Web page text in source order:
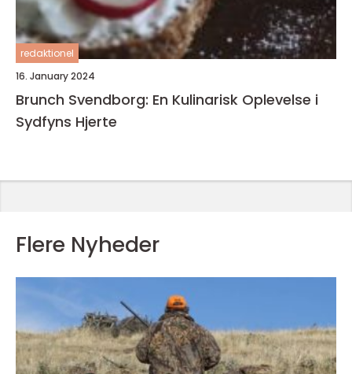
redaktionel
16. January 2024
Brunch Svendborg: En Kulinarisk Oplevelse i
Sydfyns Hjerte
Flere Nyheder